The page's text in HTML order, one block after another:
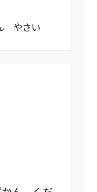
やさい